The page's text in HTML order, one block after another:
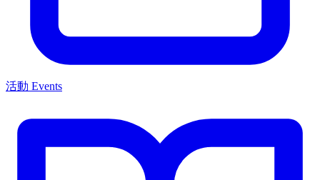
活動 Events